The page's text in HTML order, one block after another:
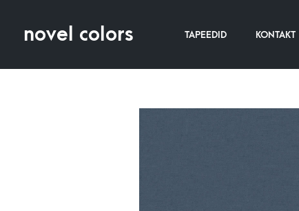
TAPEEDID KONTAKT
novel colors